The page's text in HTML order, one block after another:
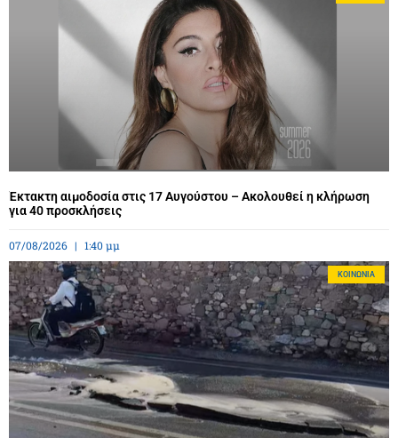
Έκτακτη αιμοδοσία στις 17 Αυγούστου – Ακολουθεί η κλήρωση
για 40 προσκλήσεις
07/08/2026 1:40 μμ
ΚΟΙΝΩΝΊΑ